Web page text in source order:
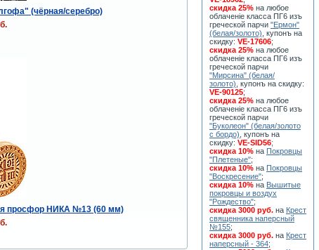
(чёрная/серебро)
просфор НИКА №13 (60 мм)
скидка 25% на любое
облаченiе класса ПГ6 изъ
греческой парчи "Ермон"
(белая/золото) , купонъ на
скидку: VE-17606;
скидка 25% на любое
облаченiе класса ПГ6 изъ
греческой парчи
"Мирсина" (белая/
золото) , купонъ на скидку:
VE-90125;
скидка 25% на любое
облаченiе класса ПГ6 изъ
греческой парчи
"Буколеон" (белая/золото
с бордо) , купонъ на
скидку: VE-SID56;
скидка 10% на Покровцы
"Плетеные";
скидка 10% на Покровцы
"Воскресение";
скидка 10% на Вышитые
покровцы и воздух
"Рождество";
скидка 3000 руб. на Крест
священника наперсный
№155;
скидка 3000 руб. на Крест
наперсный - 364;